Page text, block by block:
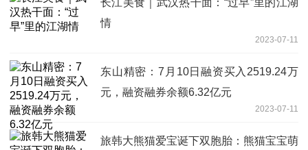
长江美食｜武汉热干面：“过早”里的江湖
情
2023-07-11
东山精密：7月10日融资买入2519.24万
元，融资融券余额6.32亿元
2023-07-11
旅韩大熊猫爱宝诞下双胞胎：熊猫宝宝萌